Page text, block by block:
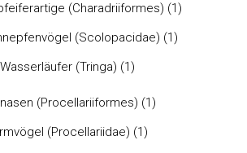
(Charadriiformes) (1)
(Scolopacidae) (1)
Wasserläufer (Tringa) (1)
(Procellariiformes) (1)
(Procellariidae) (1)